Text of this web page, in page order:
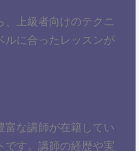
、上級者向けのテクニ
ルに合ったレッスンが
富な講師が在籍してい
です。講師の経歴や実